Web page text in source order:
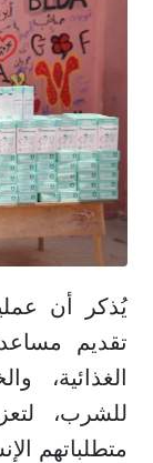
تقديم
الغذائية،
للشرب،
متطلباتهم